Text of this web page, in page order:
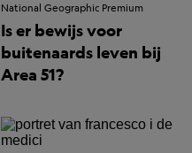
National Geographic Premium
Is er bewijs voor
buitenaards leven bij
Area 51?